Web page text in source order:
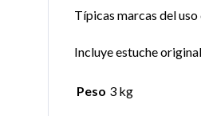
Típicas marcas del uso
Incluye estuche original.
Peso 3 kg